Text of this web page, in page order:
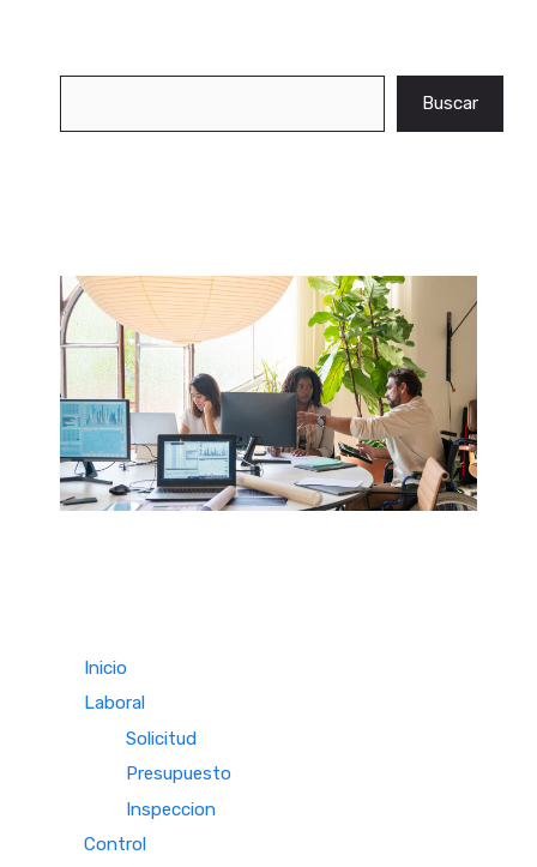
Buscar
Inicio
Laboral
Solicitud
Presupuesto
Inspeccion
Control